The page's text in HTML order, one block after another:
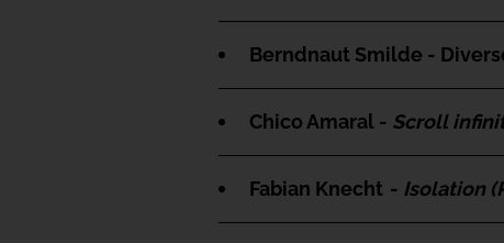
Berndnaut Smilde -
Chico Amaral - Scroll
Fabian Knecht - Isolation